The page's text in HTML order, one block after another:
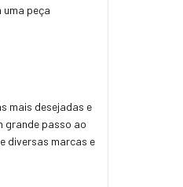
peça
mais desejadas e
grande passo ao
diversas marcas e